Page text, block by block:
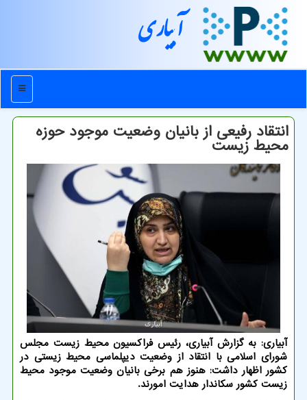
آبیاری
منو
انتقاد رفیعی از بانیان وضعیت موجود حوزه
محیط زیست
آبیاری: به گزارش آبیاری، رئیس فراکسیون محیط زیست مجلس
شورای اسلامی با انتقاد از وضعیت دیپلماسی محیط زیستی در
کشور اظهار داشت: هنوز هم برخی بانیان وضعیت موجود محیط
زیست کشور سکاندار هدایت امورند.